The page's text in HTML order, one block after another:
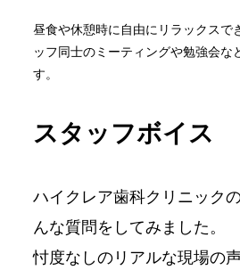
昼食や休憩時に自由にリラックスでき
ッフ同士のミーティングや勉強会など
す。
スタッフボイス
ハイクレア歯科クリニック
んな質問をしてみました。
忖度なしのリアルな現場の